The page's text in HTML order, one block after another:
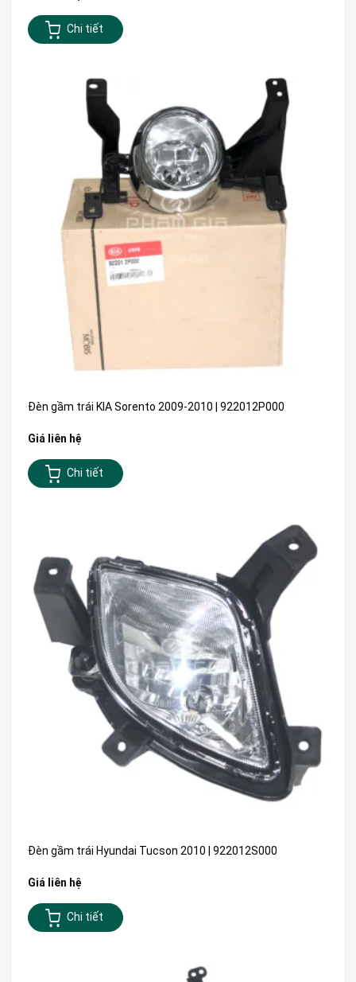
Chi tiết
Đèn gầm trái KIA Sorento 2009-2010 | 922012P000
Giá liên hệ
Chi tiết
Đèn gầm trái Hyundai Tucson 2010 | 922012S000
Giá liên hệ
Chi tiết